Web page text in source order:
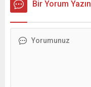
olmaya devam ediyor.
geçiyor. Kozan-Feke–
Bir Yorum Yazın